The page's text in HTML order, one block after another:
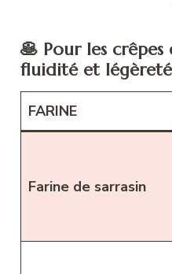
🥞 Pour les crêpes
fluidité et légèreté
FARINE
Farine de sarrasin